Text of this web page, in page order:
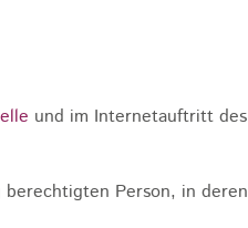
und im Internetauftritt des
berechtigten Person, in deren